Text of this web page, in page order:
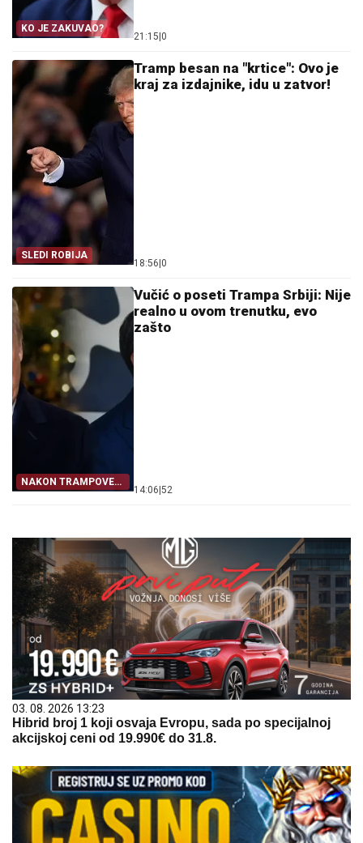
KO JE ZAKUVAO?
21:15 0
SLEDI ROBIJA
Tramp besan na "krtice": Ovo je
kraj za izdajnike, idu u zatvor!
18:56 0
NAKON TRAMPOVE
OBJAVE
Vučić o poseti Trampa Srbiji: Nije
realno u ovom trenutku, evo
zašto
14:06 52
03. 08. 2026 13:23
Hibrid broj 1 koji osvaja Evropu, sada po specijalnoj
akcijskoj ceni od 19.990€ do 31.8.